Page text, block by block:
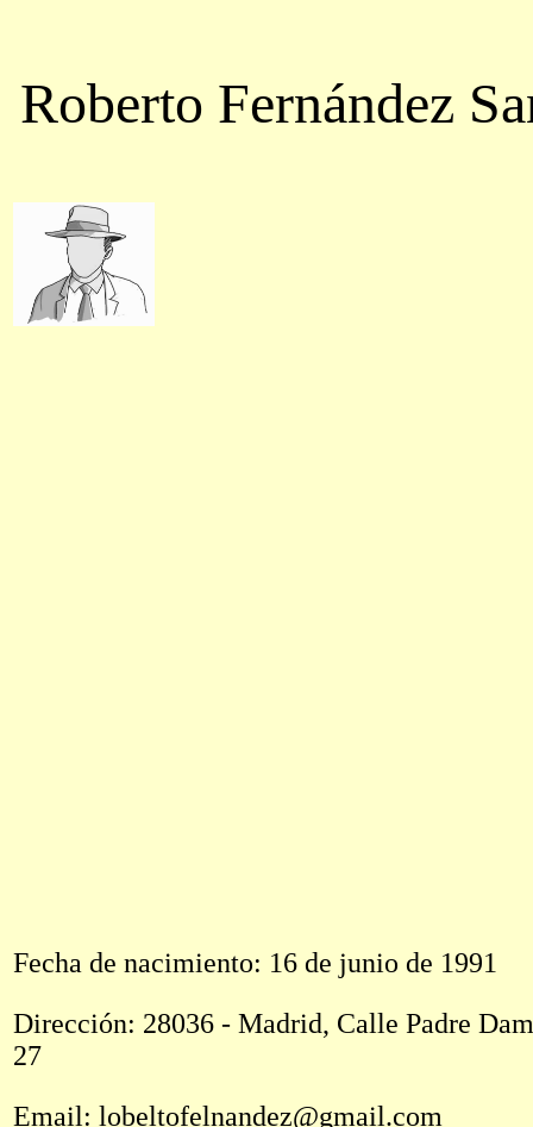
Roberto Fernández
Fecha de nacimiento: 16 de junio de 1991
Dirección: 28036 - Madrid, Calle Padre
27
Email: lobeltofelnandez@gmail.com